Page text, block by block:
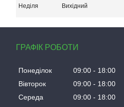
Неділя
Вихідний
ГРАФІК РОБОТИ
Понеділок 09:00
18:00
Вівторок
09:00
18:00
Середа
09:00
18:00